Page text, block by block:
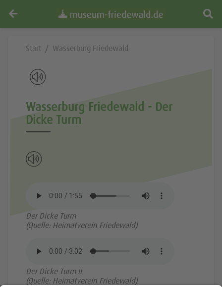
Start Wasserburg Friedewald
Wasserburg Friedewald - Der
Dicke Turm
Der Dicke Turm
(Quelle: Heimatverein Friedewald)
Der Dicke Turm II
(Quelle: Heimatverein Friedewald)